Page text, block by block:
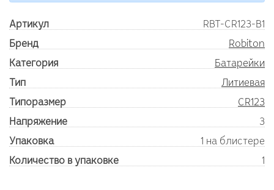
Артикул
RBT-CR123-B1
Бренд
Robiton
Категория
Батарейки
Тип
Литиевая
Типоразмер
CR123
Напряжение
3
Упаковка
1 на блистере
Количество в упаковке
1